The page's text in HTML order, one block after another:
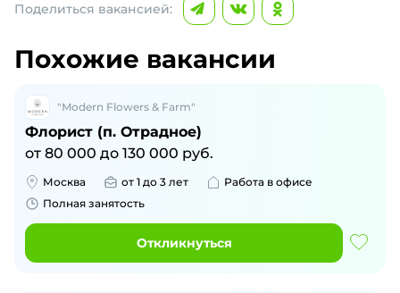
Поделиться вакансией:
Похожие вакансии
"Modern Flowers & Farm"
Флорист (п. Отрадное)
от 80 000 до 130 000 руб.
Москва от 1 до 3 лет
Работа в офисе
Полная занятость
Откликнуться